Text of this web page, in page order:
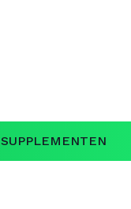
SUPPLEMENTEN